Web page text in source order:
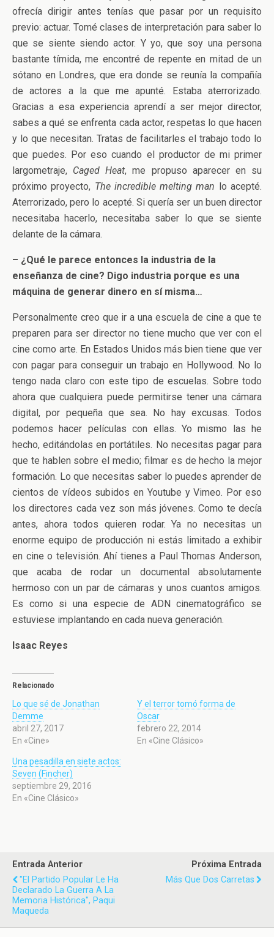
ofrecía dirigir antes tenías que pasar por un requisito
previo: actuar. Tomé clases de interpretación para saber lo
que se siente siendo actor. Y yo, que soy una persona
bastante tímida, me encontré de repente en mitad de un
sótano en Londres, que era donde se reunía la compañía
de actores a la que me apunté. Estaba aterrorizado.
Gracias a esa experiencia aprendí a ser mejor director,
sabes a qué se enfrenta cada actor, respetas lo que hacen
y lo que necesitan. Tratas de facilitarles el trabajo todo lo
que puedes. Por eso cuando el productor de mi primer
largometraje, Caged Heat, me propuso aparecer en su
próximo proyecto, The incredible melting man lo acepté.
Aterrorizado, pero lo acepté. Si quería ser un buen director
necesitaba hacerlo, necesitaba saber lo que se siente
delante de la cámara.
– ¿Qué le parece entonces la industria de la
enseñanza de cine? Digo industria porque es una
máquina de generar dinero en sí misma…
Personalmente creo que ir a una escuela de cine a que te
preparen para ser director no tiene mucho que ver con el
cine como arte. En Estados Unidos más bien tiene que ver
con pagar para conseguir un trabajo en Hollywood. No lo
tengo nada claro con este tipo de escuelas. Sobre todo
ahora que cualquiera puede permitirse tener una cámara
digital, por pequeña que sea. No hay excusas. Todos
podemos hacer películas con ellas. Yo mismo las he
hecho, editándolas en portátiles. No necesitas pagar para
que te hablen sobre el medio; filmar es de hecho la mejor
formación. Lo que necesitas saber lo puedes aprender de
cientos de vídeos subidos en Youtube y Vimeo. Por eso
los directores cada vez son más jóvenes. Como te decía
antes, ahora todos quieren rodar. Ya no necesitas un
enorme equipo de producción ni estás limitado a exhibir
en cine o televisión. Ahí tienes a Paul Thomas Anderson,
que acaba de rodar un documental absolutamente
hermoso con un par de cámaras y unos cuantos amigos.
Es como si una especie de ADN cinematográfico se
estuviese implantando en cada nueva generación.
Isaac Reyes
Relacionado
Lo que sé de Jonathan
Demme
abril 27, 2017
En «Cine»
Y el terror tomó forma de
Oscar
febrero 22, 2014
En «Cine Clásico»
Una pesadilla en siete actos:
Seven (Fincher)
septiembre 29, 2016
En «Cine Clásico»
Entrada Anterior
"El Partido Popular Le Ha
Declarado La Guerra A La
Memoria Histórica", Paqui
Maqueda
Próxima Entrada
Más Que Dos Carretas